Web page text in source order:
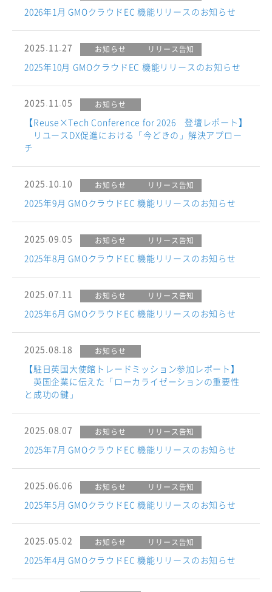
2026年1月 GMOクラウドEC 機能リリースのお知らせ
2025.11.27 お知らせ リリース告知
2025年10月 GMOクラウドEC 機能リリースのお知らせ
2025.11.05 お知らせ
【Reuse×Tech Conference for 2026 登壇レポート】
リユースDX促進における「今どきの」解決アプロー
チ
2025.10.10 お知らせ リリース告知
2025年9月 GMOクラウドEC 機能リリースのお知らせ
2025.09.05 お知らせ リリース告知
2025年8月 GMOクラウドEC 機能リリースのお知らせ
2025.07.11 お知らせ リリース告知
2025年6月 GMOクラウドEC 機能リリースのお知らせ
2025.08.18 お知らせ
【駐日英国大使館トレードミッション参加レポート】
英国企業に伝えた「ローカライゼーションの重要性
と成功の鍵」
2025.08.07 お知らせ リリース告知
2025年7月 GMOクラウドEC 機能リリースのお知らせ
2025.06.06 お知らせ リリース告知
2025年5月 GMOクラウドEC 機能リリースのお知らせ
2025.05.02 お知らせ リリース告知
2025年4月 GMOクラウドEC 機能リリースのお知らせ